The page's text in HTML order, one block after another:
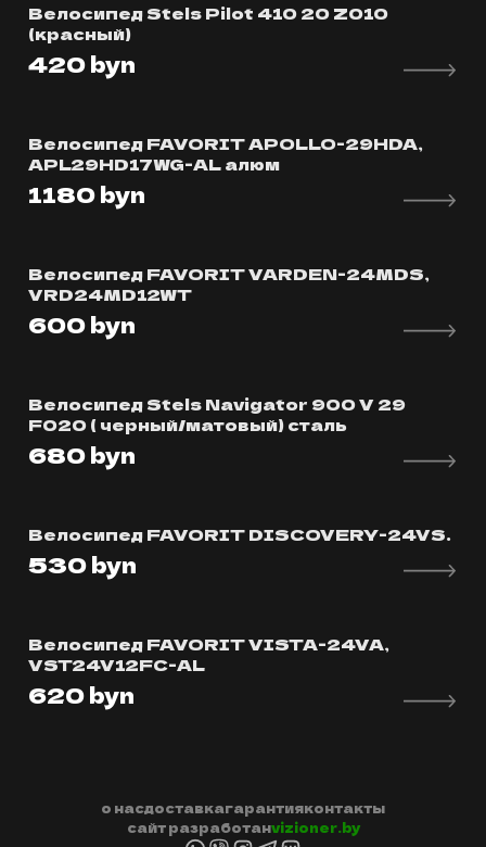
Велосипед Stels Pilot 410 20 Z010
(красный)
420byn
Велосипед FAVORIT APOLLO-29HDA,
APL29HD17WG-AL алюм
1180byn
Велосипед FAVORIT VARDEN-24MDS,
VRD24MD12WT
600byn
Велосипед Stels Navigator 900 V 29
F020 ( черный/матовый) сталь
680byn
Велосипед FAVORIT DISCOVERY-24VS.
530byn
Велосипед FAVORIT VISTA-24VA,
VST24V12FC-AL
620byn
о насдоставкагарантияконтакты
сайт разработанvizioner.by